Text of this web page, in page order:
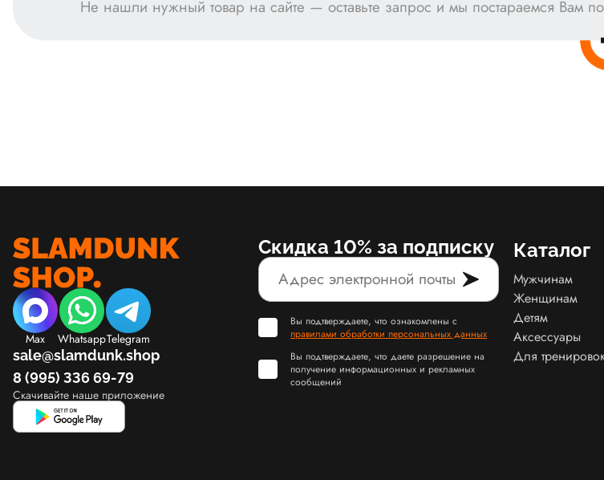
Не нашли нужный товар на сайте — оставьте запрос и мы постараемся Вам
Max WhatsappTelegram
sale@slamdunk.shop
8 (995) 336 69-79
Скачивайте наше приложение
Скидка 10% за подписку
Вы подтверждаете, что ознакомлены с
правилами обработки персональных данных
Вы подтверждаете, что даете разрешение на
получение информационных и рекламных
сообщений
Каталог
Мужчинам
Женщинам
Детям
Аксессуары
Для